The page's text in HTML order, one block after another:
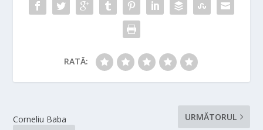
RATĂ:
Corneliu Baba
URMĂTORUL